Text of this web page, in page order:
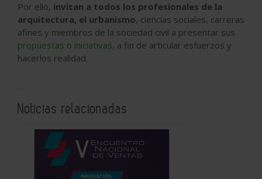
Por ello, invitan a todos los profesionales de la
arquitectura, el urbanismo, ciencias sociales, carreras
afines y miembros de la sociedad civil a presentar sus
propuestas o iniciativas, a fin de articular esfuerzos y
hacerlos realidad.
Noticias relacionadas